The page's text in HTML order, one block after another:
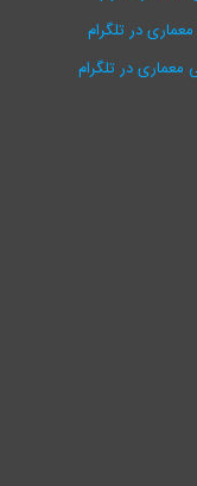
در تلگرام
در تلگرام